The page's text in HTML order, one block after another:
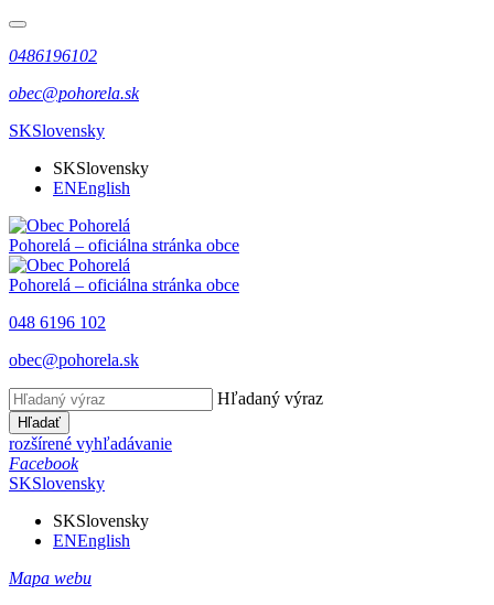
0486196102
obec@pohorela.sk
SKSlovensky
SKSlovensky
ENEnglish
Pohorelá – oficiálna stránka obce
Pohorelá – oficiálna stránka obce
048 6196 102
obec@pohorela.sk
Hľadaný výraz
Hľadať
rozšírené vyhľadávanie
Facebook
SKSlovensky
SKSlovensky
ENEnglish
Mapa webu